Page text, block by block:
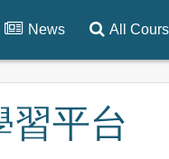
News All
習平台